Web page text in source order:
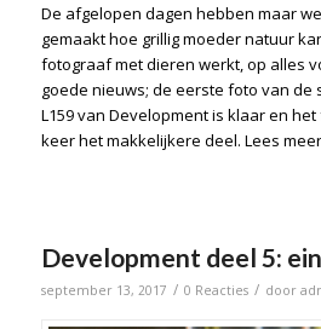
De afgelopen dagen hebben maar
gemaakt hoe grillig moeder natuur
fotograaf met dieren werkt, op alles
goede nieuws; de eerste foto van de
L159 van Development is klaar en
keer het makkelijkere deel. Lees meer
Development deel 5:
september 13, 2017 / 0 Reacties / door